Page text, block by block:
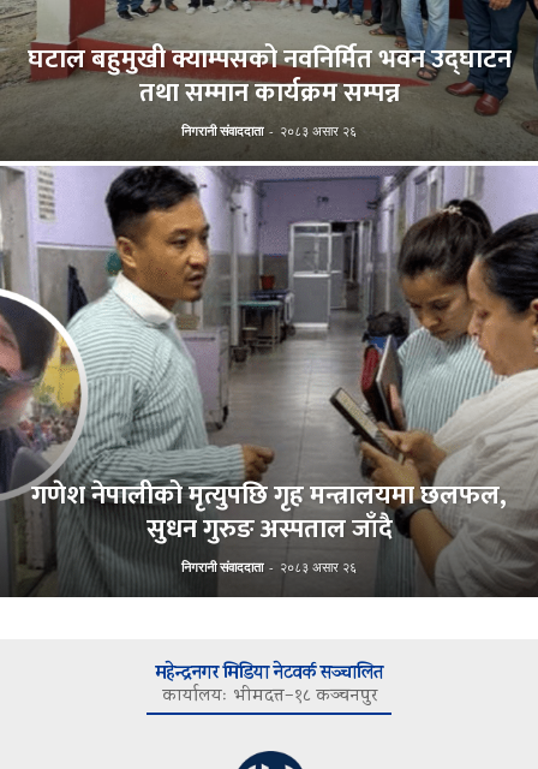
घटाल बहुमुखी क्याम्पसको नवनिर्मित भवन उद्घाटन
तथा सम्मान कार्यक्रम सम्पन्न
निगरानी संवाददाता - २०८३ असार २६
गणेश नेपालीको मृत्युपछि गृह मन्त्रालयमा छलफल,
सुधन गुरुङ अस्पताल जाँदै
निगरानी संवाददाता - २०८३ असार २६
महेन्द्रनगर मिडिया नेटवर्क सञ्चालित
कार्यालयः भीमदत्त–१८ कञ्चनपुर